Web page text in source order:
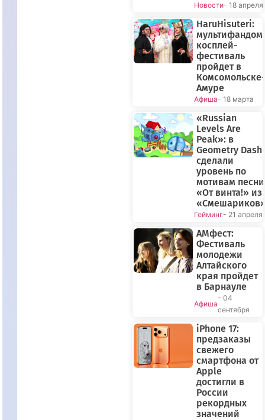
Новости- 18 апреля
HaruHisuteri:
косплей-
фестиваль
пройдет в
Амуре
Афиша- 18 марта
«Russian
Levels Are
Peak»: в
Geometry Dash
сделали
уровень по
мотивам песни
«От винта!» из
Гейминг- 21 апреля
АМфест:
Фестиваль
молодежи
Алтайского
края пройдет
в Барнауле
Афиша
- 04
сентября
iPhone 17:
предзаказы
свежего
смартфона от
Apple
достигли в
России
рекордных
значений